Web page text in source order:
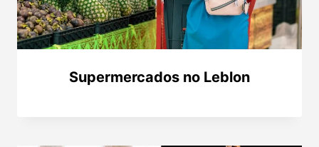
Supermercados no Leblon